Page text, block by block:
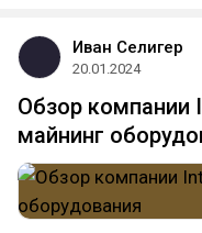
Иван Селигер
20.01.2024
Обзор компании
майнинг